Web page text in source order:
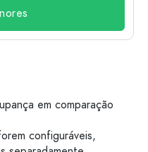
em comparação
configuráveis,